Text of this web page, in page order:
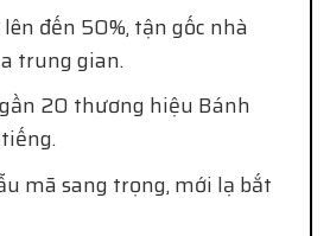
đến 50%, tận gốc nhà
trung gian.
20 thương hiệu Bánh
mã sang trọng, mới lạ bắt